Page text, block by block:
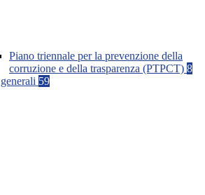
Piano triennale per la prevenzione della
corruzione e della trasparenza (PTPCT) 8
59